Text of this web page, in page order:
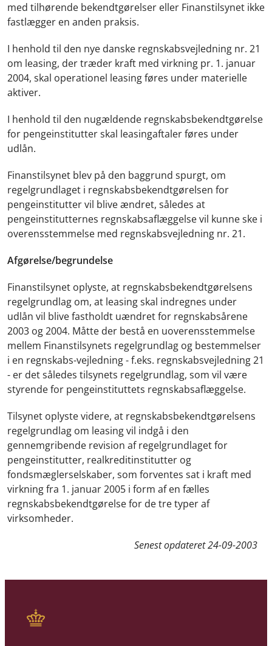
med tilhørende bekendtgørelser eller Finanstilsynet ikke
fastlægger en anden praksis.
I henhold til den nye danske regnskabsvejledning nr. 21
om leasing, der træder kraft med virkning pr. 1. januar
2004, skal operationel leasing føres under materielle
aktiver.
I henhold til den nugældende regnskabsbekendtgørelse
for pengeinstitutter skal leasingaftaler føres under
udlån.
Finanstilsynet blev på den baggrund spurgt, om
regelgrundlaget i regnskabsbekendtgørelsen for
pengeinstitutter vil blive ændret, således at
pengeinstitutternes regnskabsaflæggelse vil kunne ske i
overensstemmelse med regnskabsvejledning nr. 21.
Afgørelse/begrundelse
Finanstilsynet oplyste, at regnskabsbekendtgørelsens
regelgrundlag om, at leasing skal indregnes under
udlån vil blive fastholdt uændret for regnskabsårene
2003 og 2004. Måtte der bestå en uoverensstemmelse
mellem Finanstilsynets regelgrundlag og bestemmelser
i en regnskabs-vejledning - f.eks. regnskabsvejledning 21
- er det således tilsynets regelgrundlag, som vil være
styrende for pengeinstituttets regnskabsaflæggelse.
Tilsynet oplyste videre, at regnskabsbekendtgørelsens
regelgrundlag om leasing vil indgå i den
gennemgribende revision af regelgrundlaget for
pengeinstitutter, realkreditinstitutter og
fondsmæglerselskaber, som forventes sat i kraft med
virkning fra 1. januar 2005 i form af en fælles
regnskabsbekendtgørelse for de tre typer af
virksomheder.
Senest opdateret24-09-2003